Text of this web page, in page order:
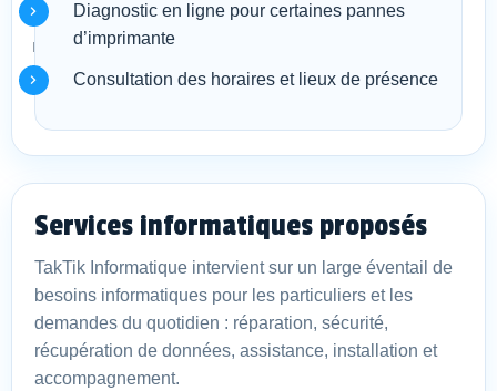
Diagnostic en ligne pour certaines pannes
d’imprimante
Consultation des horaires et lieux de présence
Services informatiques proposés
TakTik Informatique intervient sur un large éventail de
besoins informatiques pour les particuliers et les
demandes du quotidien : réparation, sécurité,
récupération de données, assistance, installation et
accompagnement.